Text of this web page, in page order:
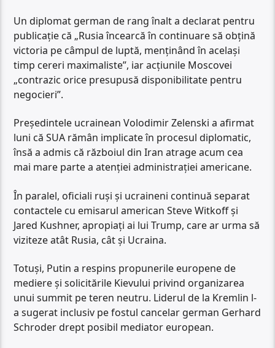
Un diplomat german de rang înalt a declarat pentru
publicație că „Rusia încearcă în continuare să obțină
victoria pe câmpul de luptă, menținând în același
timp cereri maximaliste”, iar acțiunile Moscovei
„contrazic orice presupusă disponibilitate pentru
negocieri”.
Președintele ucrainean Volodimir Zelenski a afirmat
luni că SUA rămân implicate în procesul diplomatic,
însă a admis că războiul din Iran atrage acum cea
mai mare parte a atenției administrației americane.
În paralel, oficiali ruși și ucraineni continuă separat
contactele cu emisarul american Steve Witkoff și
Jared Kushner, apropiați ai lui Trump, care ar urma să
viziteze atât Rusia, cât și Ucraina.
Totuși, Putin a respins propunerile europene de
mediere și solicitările Kievului privind organizarea
unui summit pe teren neutru. Liderul de la Kremlin l-
a sugerat inclusiv pe fostul cancelar german Gerhard
Schroder drept posibil mediator european.